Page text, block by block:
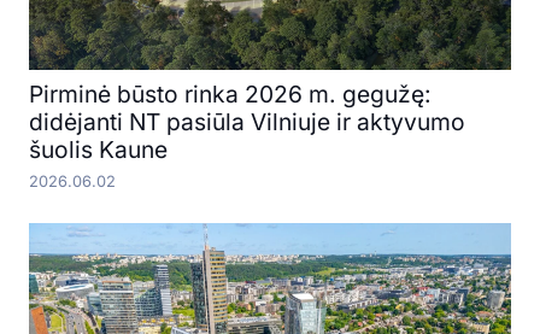
Pirminė būsto rinka 2026 m. gegužę:
didėjanti NT pasiūla Vilniuje ir aktyvumo
šuolis Kaune
2026.06.02